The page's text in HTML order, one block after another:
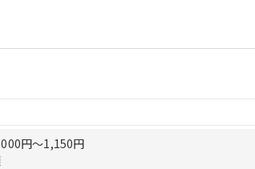
円〜1,150円